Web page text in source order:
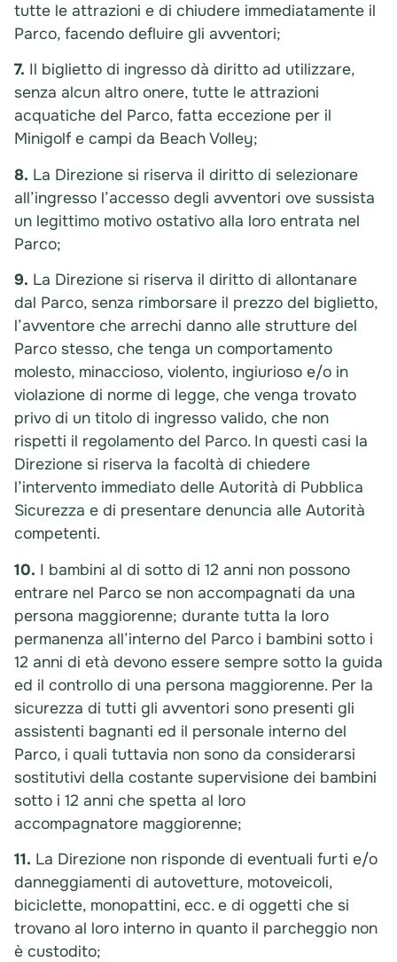
tutte le attrazioni e di chiudere immediatamente il
Parco, facendo defluire gli avventori;
7. Il biglietto di ingresso dà diritto ad utilizzare,
senza alcun altro onere, tutte le attrazioni
acquatiche del Parco, fatta eccezione per il
Minigolf e campi da Beach Volley;
8. La Direzione si riserva il diritto di selezionare
all’ingresso l’accesso degli avventori ove sussista
un legittimo motivo ostativo alla loro entrata nel
Parco;
9. La Direzione si riserva il diritto di allontanare
dal Parco, senza rimborsare il prezzo del biglietto,
l’avventore che arrechi danno alle strutture del
Parco stesso, che tenga un comportamento
molesto, minaccioso, violento, ingiurioso e/o in
violazione di norme di legge, che venga trovato
privo di un titolo di ingresso valido, che non
rispetti il regolamento del Parco. In questi casi la
Direzione si riserva la facoltà di chiedere
l’intervento immediato delle Autorità di Pubblica
Sicurezza e di presentare denuncia alle Autorità
competenti.
10. I bambini al di sotto di 12 anni non possono
entrare nel Parco se non accompagnati da una
persona maggiorenne; durante tutta la loro
permanenza all’interno del Parco i bambini sotto i
12 anni di età devono essere sempre sotto la guida
ed il controllo di una persona maggiorenne. Per la
sicurezza di tutti gli avventori sono presenti gli
assistenti bagnanti ed il personale interno del
Parco, i quali tuttavia non sono da considerarsi
sostitutivi della costante supervisione dei bambini
sotto i 12 anni che spetta al loro
accompagnatore maggiorenne;
11. La Direzione non risponde di eventuali furti e/o
danneggiamenti di autovetture, motoveicoli,
biciclette, monopattini, ecc. e di oggetti che si
trovano al loro interno in quanto il parcheggio non
è custodito;